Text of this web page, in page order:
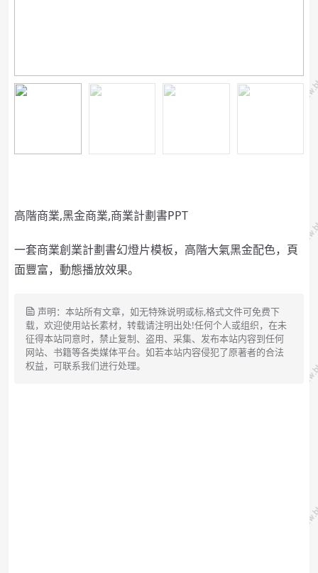
高階商業,黑金商業,商業計劃書PPT
一套商業創業計劃書幻燈片模板，高階大氣黑金配色，頁
面豐富，動態播放效果。
声明：本站所有文章，如无特殊说明或标,格式文件可免费下
载，欢迎使用站长素材，转载请注明出处!任何个人或组织，在未
征得本站同意时，禁止复制、盗用、采集、发布本站内容到任何
网站、书籍等各类媒体平台。如若本站内容侵犯了原著者的合法
权益，可联系我们进行处理。